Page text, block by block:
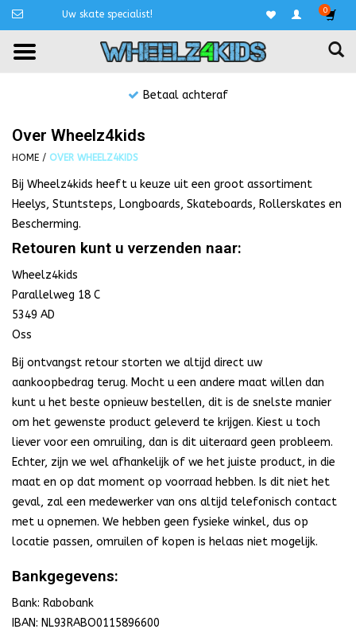
Uw skate specialist! 0
Betaal achteraf
Over Wheelz4kids
HOME / OVER WHEELZ4KIDS
Bij Wheelz4kids heeft u keuze uit een groot assortiment
Heelys, Stuntsteps, Longboards, Skateboards, Rollerskates en
Bescherming.
Retouren kunt u verzenden naar:
Wheelz4kids
Parallelweg 18 C
5349 AD
Oss
Bij ontvangst retour storten we altijd direct uw
aankoopbedrag terug. Mocht u een andere maat willen dan
kunt u het beste opnieuw bestellen, dit is de snelste manier
om het gewenste product geleverd te krijgen. Kiest u toch
liever voor een omruiling, dan is dit uiteraard geen probleem.
Echter, zijn we wel afhankelijk of we het juiste product, in die
maat en op dat moment op voorraad hebben. Is dit niet het
geval, zal een medewerker van ons altijd telefonisch contact
met u opnemen. We hebben geen fysieke winkel, dus op
locatie passen, omruilen of kopen is helaas niet mogelijk.
Bankgegevens:
Bank: Rabobank
IBAN: NL93RABO0115896600